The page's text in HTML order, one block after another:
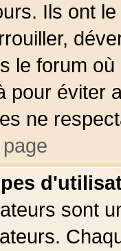
Ils ont
le forum
pour éviter
ne
sont